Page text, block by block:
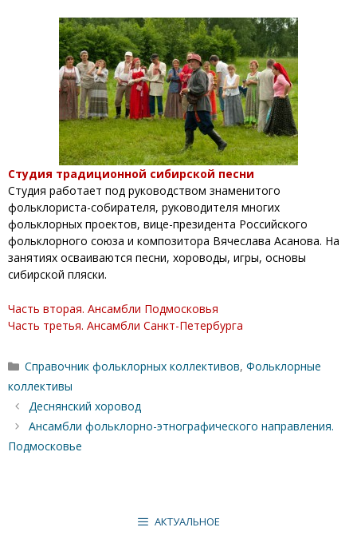
Студия традиционной сибирской песни
Студия работает под руководством знаменитого
фольклориста-собирателя, руководителя многих
фольклорных проектов, вице-президента Российского
фольклорного союза и композитора Вячеслава Асанова. На
занятиях осваиваются песни, хороводы, игры, основы
сибирской пляски.
Часть вторая. Ансамбли Подмосковья
Часть третья. Ансамбли Санкт-Петербурга
Рубрики
Справочник фольклорных коллективов,Фольклорные
коллективы
Деснянский хоровод
Ансамбли фольклорно-этнографического направления.
Подмосковье
АКТУАЛЬНОЕ